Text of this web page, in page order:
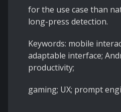
for the use case than
long-press detection.
Keywords: mobile
adaptable interface;
productivity;
gaming; UX; prompt